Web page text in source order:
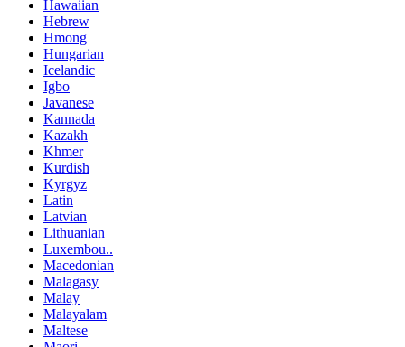
Hawaiian
Hebrew
Hmong
Hungarian
Icelandic
Igbo
Javanese
Kannada
Kazakh
Khmer
Kurdish
Kyrgyz
Latin
Latvian
Lithuanian
Luxembou..
Macedonian
Malagasy
Malay
Malayalam
Maltese